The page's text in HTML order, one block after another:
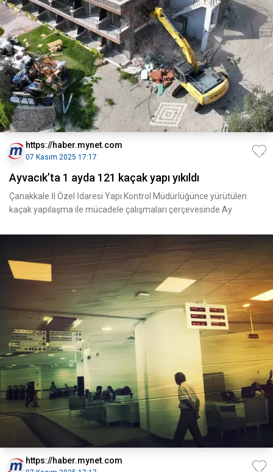
https://haber.mynet.com
07 Kasım 2025 17:17
Ayvacık’ta 1 ayda 121 kaçak yapı yıkıldı
Çanakkale İl Özel İdaresi Yapı Kontrol Müdürlüğünce yürütülen
kaçak yapılaşma ile mücadele çalışmaları çerçevesinde Ay
https://haber.mynet.com